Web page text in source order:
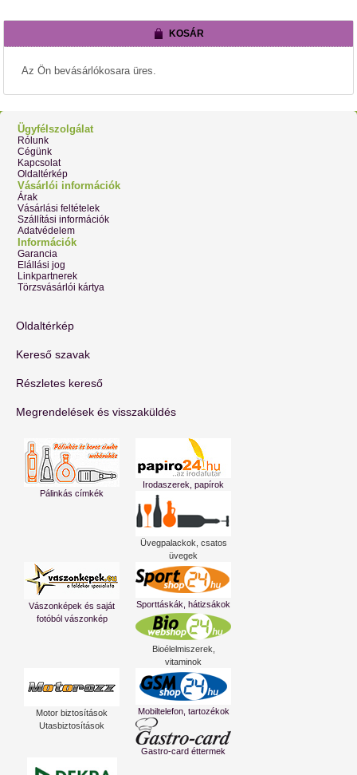
KOSÁR
Az Ön bevásárlókosara üres.
Ügyfélszolgálat
Rólunk
Cégünk
Kapcsolat
Oldaltérkép
Vásárlói információk
Árak
Vásárlási feltételek
Szállítási információk
Adatvédelem
Információk
Garancia
Elállási jog
Linkpartnerek
Törzsvásárlói kártya
Oldaltérkép
Kereső szavak
Részletes kereső
Megrendelések és visszaküldés
Pálinkás címkék
Irodaszerek, papírok
Üvegpalackok, csatos
üvegek
Vászonképek és saját
fotóból vászonkép
Sporttáskák, hátizsákok
Bioélelmiszerek,
vitaminok
Motor biztosítások
Utasbiztosítások
Mobiltelefon, tartozékok
Gastro-card éttermek